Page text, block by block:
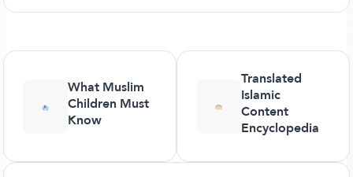
What Muslim
Children Must
Know
Translated
Islamic
Content
Encyclopedia